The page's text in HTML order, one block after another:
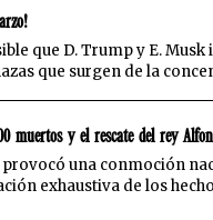
que D. Trump y E. Musk
que surgen de la
muertos y el rescate del rey
una conmoción
exhaustiva de los